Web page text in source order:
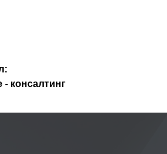
консалтинг